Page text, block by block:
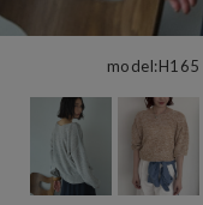
model:H165